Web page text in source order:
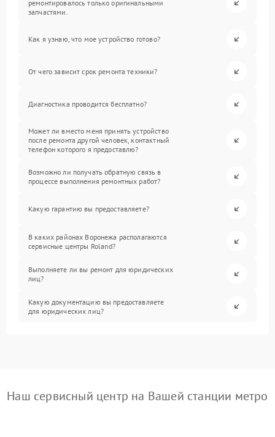
ремонтировалось только оригинальными
запчастями.
Как я узнаю, что мое устройство готово?
От чего зависит срок ремонта техники?
Диагностика проводится бесплатно?
Может ли вместо меня принять устройство
после ремонта другой человек, контактный
телефон которого я предоставлю?
Возможно ли получать обратную связь в
процессе выполнения ремонтных работ?
Какую гарантию вы предоставляете?
В каких районах Воронежа располагаются
сервисные центры Roland?
Выполняете ли вы ремонт для юридических
лиц?
Какую документацию вы предоставляете
для юридических лиц?
Наш сервисный центр на Вашей станции метро